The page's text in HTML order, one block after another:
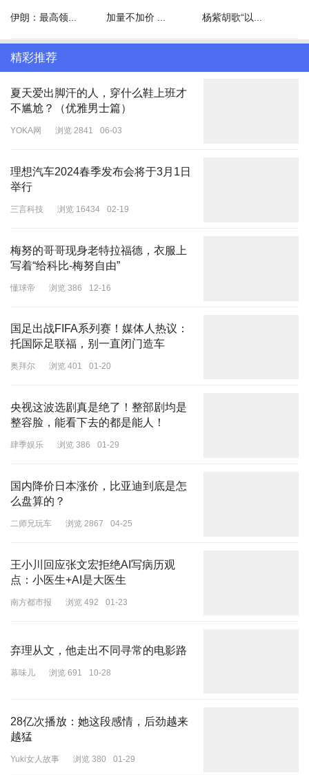
长期以来，电动汽车充电一直处于一种尴尬的“僵持”状态，电动汽车
普及率不高，限制了充电网络的发展，“汽车追不上电线”一直是美国
充电桩业务的窘境。尤其是在美国，广阔的州际公路和保守的政府补
贴限制了扩张的步伐。多年来，由于电动汽车的普及速度缓慢，充电
网络举步维艰，甚至许多驾驶者因为充电选择匮乏而拒绝购买电动汽
车。
这种脱节催生了国家电动汽车基础设施计划（NEVI），该计划刚刚
50英里就有一个公共快速充电站。
16%。
在部分州，充电桩的利用率已经远高于全国平均水平。在康涅狄格
州、伊利诺伊州和内华达州，快充每天都要插电8小时；伊利诺伊州
的充电桩平均利用率为26%，居全美之首。
15%▼
资料来源：Stable Auto Corp
重要的是，即使几千个快速充电站上线，这些充电站的使用量仍在大
不过，充电站的收益不会一直呈上升状态。布林克公司的琼斯表示，
充电站的使用率一旦接近30%就会“非常繁忙”，当利用率达到30%
时，运营公司就会接到投诉。
已经改变。充电网络的经济效益得到改善，某些情况下还得到了联邦
促电动汽车的销量。
种不同的变量，其中最主要的是附近有多少充电站以及它们的使用
率。
伊朗：最高领... 加量不加价 ... 杨紫胡歌“以...
精彩推荐
夏天爱出脚汗的人，穿什么鞋上班才
不尴尬？（优雅男士篇）
YOKA网 浏览 2841 06-03
理想汽车2024春季发布会将于3月1日
举行
三言科技 浏览 16434 02-19
梅努的哥哥现身老特拉福德，衣服上
写着“给科比-梅努自由”
懂球帝 浏览 386 12-16
国足出战FIFA系列赛！媒体人热议：
托国际足联福，别一直闭门造车
奥拜尔 浏览 401 01-20
央视这波选剧真是绝了！整部剧均是
整容脸，能看下去的都是能人！
肆季娱乐 浏览 386 01-29
国内降价日本涨价，比亚迪到底是怎
么盘算的？
二师兄玩车 浏览 2867 04-25
王小川回应张文宏拒绝AI写病历观
点：小医生+AI是大医生
南方都市报 浏览 492 01-23
弃理从文，他走出不同寻常的电影路
幕味儿 浏览 691 10-28
28亿次播放：她这段感情，后劲越来
越猛
Yuki女人故事 浏览 380 01-29